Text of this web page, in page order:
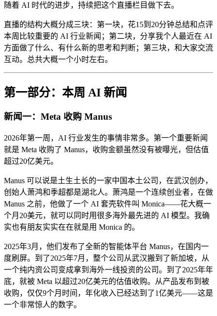
随着 AI 时代的进步，持续把这个直播栏目做下去。
直播的结构大概分成三块：第一块，花15到20分钟总结和点评
本周比较重要的 AI 行业新闻；第二块，分享我个人最近在 AI
方面做了什么、有什么新的思考和判断；第三块，和大家交流
互动。总共大概一个小时左右。
第一部分：本周 AI 新闻
新闻一：Meta 收购 Manus
2026年第一周，AI 行业发生的事情非常多。第一个重要新闻
就是 Meta 收购了 Manus，收购金额虽然没有被曝光，但估值
超过20亿美元。
Manus 可以说是土生土长的一家中国本土公司，在武汉创办，
创始人萧鸿和季超都是湖北人。萧鸿是一个连续创业者，在做
Manus 之前，他做了一个 AI 套壳软件叫 Monica——花大概一
个月20美元，就可以同时用很多海外最先进的 AI 模型。我确
实也有朋友实实在在就是用 Monica 的。
2025年3月，他们发布了全新的智能体平台 Manus，在国内一
度刷屏。到了2025年7月，整个公司从武汉搬到了新加坡，从
一个纯内资公司变成拿到海外一线投资的公司。到了2025年年
底，就被 Meta 以超过20亿美元的估值收购。从产品发布到被
收购，仅仅9个月时间，年化收入已经达到了1亿美元——这是
一个非常惊人的数字。